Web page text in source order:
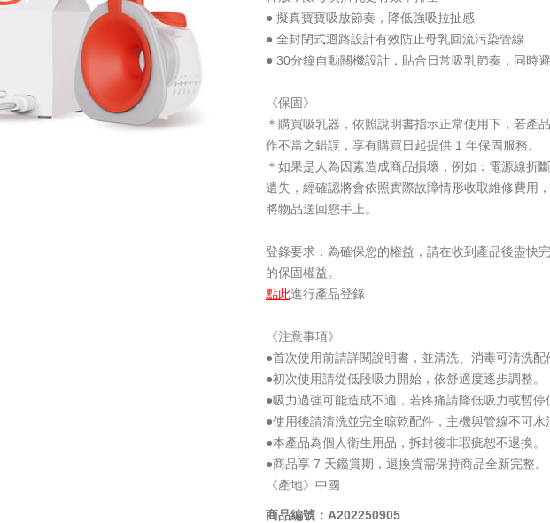
● 擬真寶寶吸放節奏，降低強吸拉扯感
● 全封閉式迴路設計有效防止母乳回流污染管線
● 30分鐘自動關機設計，貼合日常吸乳節奏，同時
《保固》
＊購買吸乳器，依照說明書指示正常使用下，若產
作不當之錯誤，享有購買日起提供 1 年保固服務。
＊如果是人為因素造成商品損壞，例如：電源線折
遺失，經確認將會依照實際故障情形收取維修費用
將物品送回您手上。
登錄要求：為確保您的權益，請在收到產品後盡快
的保固權益。
點此進行產品登錄
《注意事項》
●首次使用前請詳閱說明書，並清洗、消毒可清洗配
●初次使用請從低段吸力開始，依舒適度逐步調整。
●吸力過強可能造成不適，若疼痛請降低吸力或暫停
●使用後請清洗並完全晾乾配件，主機與管線不可水
●本產品為個人衛生用品，拆封後非瑕疵恕不退換。
●商品享 7 天鑑賞期，退換貨需保持商品全新完整。
《產地》中國
商品編號：A202250905